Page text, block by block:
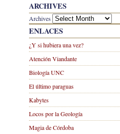
ARCHIVES
Archives
ENLACES
¿Y si hubiera una vez?
Atención Viandante
Biología UNC
El último paraguas
Kabytes
Locos por la Geología
Magia de Córdoba